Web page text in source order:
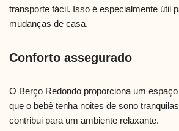
transporte fácil. Isso é especialmente útil
mudanças de casa.
Conforto assegurado
O Berço Redondo proporciona um
que o bebê tenha noites de sono
contribui para um ambiente relaxante.